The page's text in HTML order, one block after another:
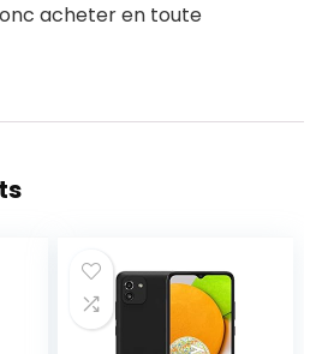
acheter en toute